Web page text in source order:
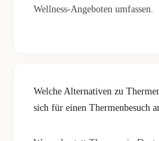
Wellness-Angeboten umfassen.
Welche Alternativen zu
sich für einen Thermenbesuch